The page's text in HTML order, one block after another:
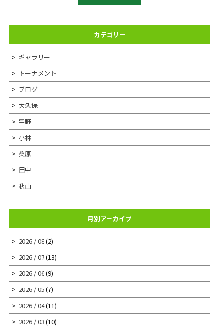
カテゴリー
ギャラリー
トーナメント
ブログ
大久保
宇野
小林
桑原
田中
秋山
月別アーカイブ
2026 / 08(2)
2026 / 07(13)
2026 / 06(9)
2026 / 05 (7)
2026 / 04(11)
2026 / 03 (10)